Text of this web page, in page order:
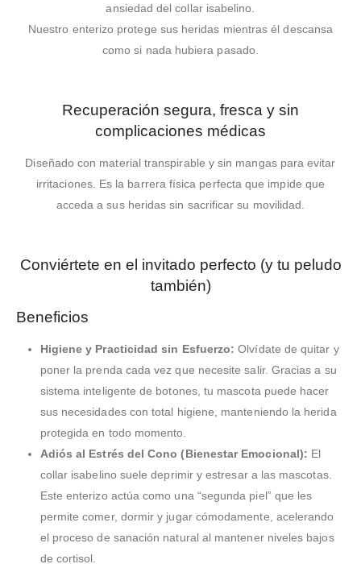
ansiedad del collar isabelino.
Nuestro enterizo protege sus heridas mientras él descansa
como si nada hubiera pasado.
Recuperación segura, fresca y sin
complicaciones médicas
Diseñado con material transpirable y sin mangas para evitar
irritaciones. Es la barrera física perfecta que impide que
acceda a sus heridas sin sacrificar su movilidad.
Conviértete en el invitado perfecto (y tu peludo
también)
Beneficios
Higiene y Practicidad sin Esfuerzo: Olvídate de quitar y
poner la prenda cada vez que necesite salir. Gracias a su
sistema inteligente de botones, tu mascota puede hacer
sus necesidades con total higiene, manteniendo la herida
protegida en todo momento.
Adiós al Estrés del Cono (Bienestar Emocional): El
collar isabelino suele deprimir y estresar a las mascotas.
Este enterizo actúa como una “segunda piel” que les
permite comer, dormir y jugar cómodamente, acelerando
el proceso de sanación natural al mantener niveles bajos
de cortisol.